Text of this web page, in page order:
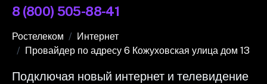
8 (800) 505-88-41
Ростелеком
Интернет
Провайдер по адресу 6 Кожуховская улица дом 13
Подключая новый интернет и телевидение